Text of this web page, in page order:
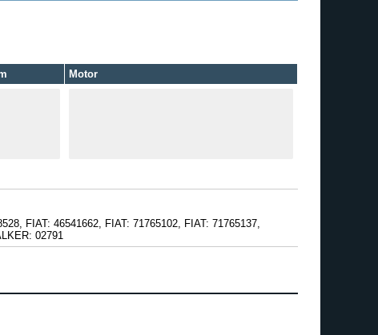
Motor
FIAT: 46541662, FIAT: 71765102, FIAT: 71765137,
02791